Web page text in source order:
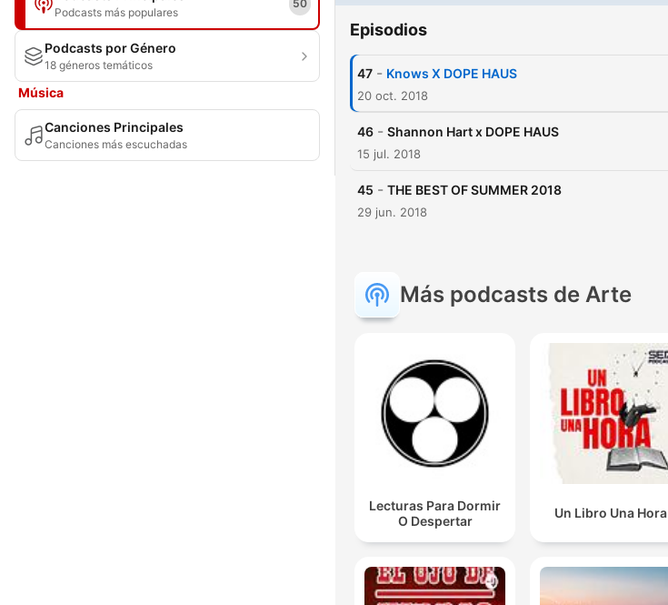
Podcasts más populares
50
Podcasts por Género
18 géneros temáticos
Música
Canciones Principales
Canciones más escuchadas
Episodios
47 - Knows X DOPE HAUS
20 oct. 2018
46 - Shannon Hart x DOPE HAUS
15 jul. 2018
45 - THE BEST OF SUMMER 2018
29 jun. 2018
Más podcasts de Arte
Lecturas Para Dormir
O Despertar
Un Libro Una Hora